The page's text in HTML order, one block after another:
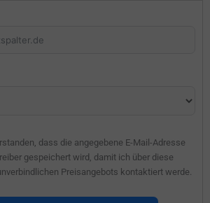
dass die angegebene E-Mail-Adresse
gespeichert wird, damit ich über diese
Preisangebots kontaktiert werde.